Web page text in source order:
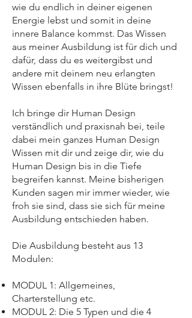
wie du endlich in deiner eigenen
Energie lebst und somit in deine
innere Balance kommst. Das Wissen
aus meiner Ausbildung ist für dich und
dafür, dass du es weitergibst und
andere mit deinem neu erlangten
Wissen ebenfalls in ihre Blüte bringst!
Ich bringe dir Human Design
verständlich und praxisnah bei, teile
dabei mein ganzes Human Design
Wissen mit dir und zeige dir, wie du
Human Design bis in die Tiefe
begreifen kannst. Meine bisherigen
Kunden sagen mir immer wieder, wie
froh sie sind, dass sie sich für meine
Ausbildung entschieden haben.
Die Ausbildung besteht aus 13
Modulen:
MODUL 1: Allgemeines,
Charterstellung etc.
MODUL 2: Die 5 Typen und die 4